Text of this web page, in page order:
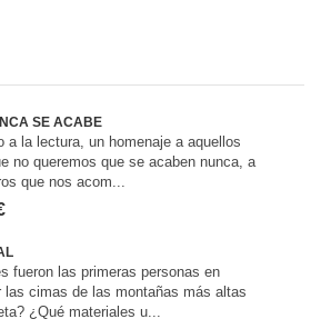
SE ACABE
a la lectura, un homenaje a aquellos
no queremos que se acaben nunca, a
que nos acom...
fueron las primeras personas en
las cimas de las montañas más altas
¿Qué materiales u...